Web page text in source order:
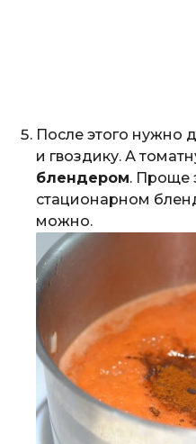
После этого нужно
и гвоздику. А
блендером. Проще
стационарном
можно.